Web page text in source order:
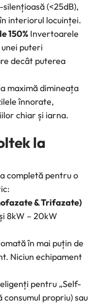
(<25dB),
interiorul locuinței.
150% Invertoarele
puteri
decât puterea
maximă dimineața
înnorate,
chiar și iarna.
la
completă pentru o
& Trifazate)
8kW – 20kW
în mai puțin de
Niciun echipament
pentru „Self-
propriu) sau